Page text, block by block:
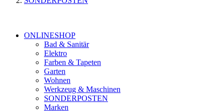
ONLINESHOP
Bad & Sanitär
Elektro
Farben & Tapeten
Garten
Wohnen
Werkzeug & Maschinen
SONDERPOSTEN
Marken